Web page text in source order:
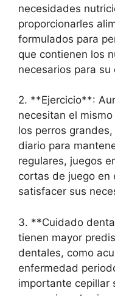
necesidades
proporcionarles
formulados para
que contienen los
necesarios para
2. **Ejercicio**:
necesitan el
los perros
diario para
regulares, juegos
cortas de juego en
satisfacer sus
3. **Cuidado
tienen mayor
dentales, como
enfermedad
importante cepillar